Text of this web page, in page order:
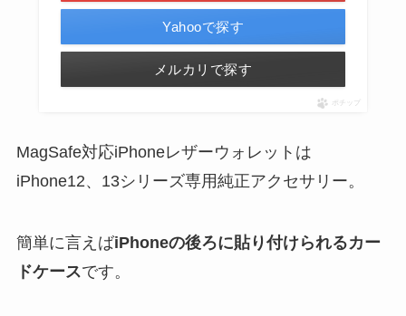
Yahooで探す
メルカリで探す
ポチップ
MagSafe対応iPhoneレザーウォレットは
iPhone12、13シリーズ専用純正アクセサリー。
簡単に言えばiPhoneの後ろに貼り付けられるカー
ドケースです。